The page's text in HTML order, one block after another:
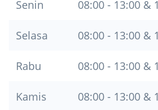
Senin 08:00 - 13:00 &
Selasa 08:00 - 13:00 &
Rabu 08:00 - 13:00 &
Kamis 08:00 - 13:00 &